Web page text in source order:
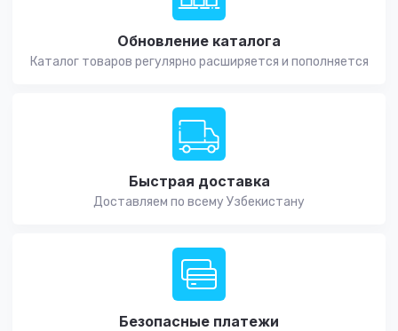
Обновление каталога
Каталог товаров регулярно расширяется и пополняется
Быстрая доставка
Доставляем по всему Узбекистану
Безопасные платежи